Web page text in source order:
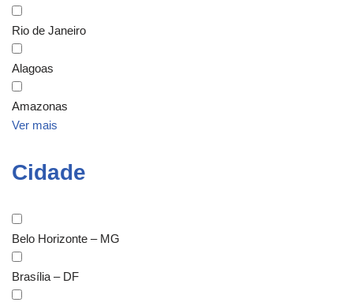
Rio de Janeiro
Alagoas
Amazonas
Ver mais
Cidade
Belo Horizonte – MG
Brasília – DF